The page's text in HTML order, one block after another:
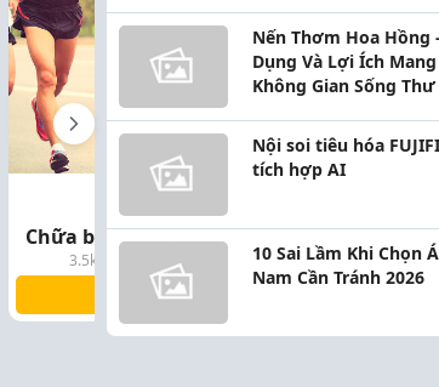
Chữa bệnh không dùng thuốc
3.5k Thành viên · 3.8k Bài viết
Tham gia
Mẹo
14.7k
Nến Thơm Hoa Hồng
Dụng Và Lợi Ích
Không Gian Sống Thư
Nội soi tiêu hóa
tích hợp AI
10 Sai Lầm Khi Chọn
Nam Cần Tránh 2026